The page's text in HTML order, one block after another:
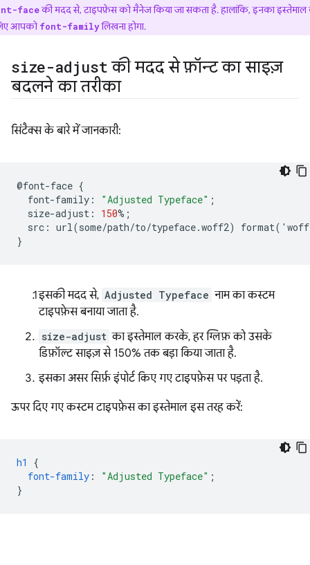
faceकी मदद से, टाइपफ़ेस को मैनेज किया जा सकता है. हालांकि, इनका
आपकोfont-familyलिखना होगा.
size-adjust की मदद से फ़ॉन्ट का साइज़
बदलने का तरीका
सिंटैक्स के बारे में जानकारी:
@font-face {
font-family : "Adjusted Typeface" ;
size-adjust : 150% ;
src : url(some/path/to/typeface.woff2) format( '
}
इसकी मदद से, Adjusted Typeface नाम का कस्टम
टाइपफ़ेस बनाया जाता है.
size-adjust का इस्तेमाल करके, हर ग्लिफ़ को उसके
डिफ़ॉल्ट साइज़ से 150% तक बड़ा किया जाता है.
इसका असर सिर्फ़ इंपोर्ट किए गए टाइपफ़ेस पर पड़ता है.
ऊपर दिए गए कस्टम टाइपफ़ेस का इस्तेमाल इस तरह करें:
h1
{
font-family : "Adjusted Typeface" ;
}